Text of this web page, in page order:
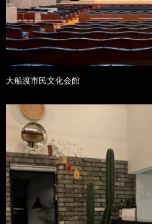
大船渡市民文化会館